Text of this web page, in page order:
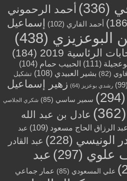
(336)
أحمد الرحموني
أحمد القاري (102)
إسماعيل
البوعزيزي (438)
الرئاسية 2019 (184)
(111) الحبيب حمام (104)
(82) بشير العبيدي (108)
تشكيل
(99) رشدي بوعزيز (64)
زهير إسماعيل
(294) سمير ساسي (85) شكري الجلاصي
(362)
عادل بن عبد الله
عبد الرزاق الحاج مسعود (109)
عبد
الونيسي (228)
عبد القادر
علوي (297)
عبد
علي المسعودي (85) عمار جماعي